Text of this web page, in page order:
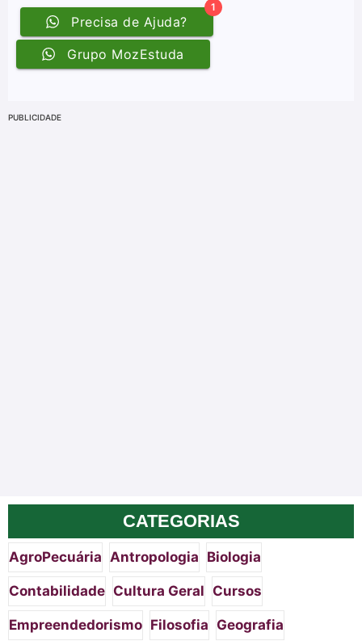
PUBLICIDADE
CATEGORIAS
AgroPecuária Antropologia Biologia
Contabilidade Cultura Geral Cursos
Empreendedorismo Filosofia Geografia